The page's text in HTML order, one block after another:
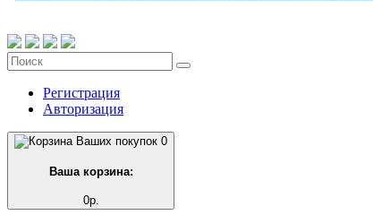
Регистрация
Авторизация
0
Ваша корзина:
0р.